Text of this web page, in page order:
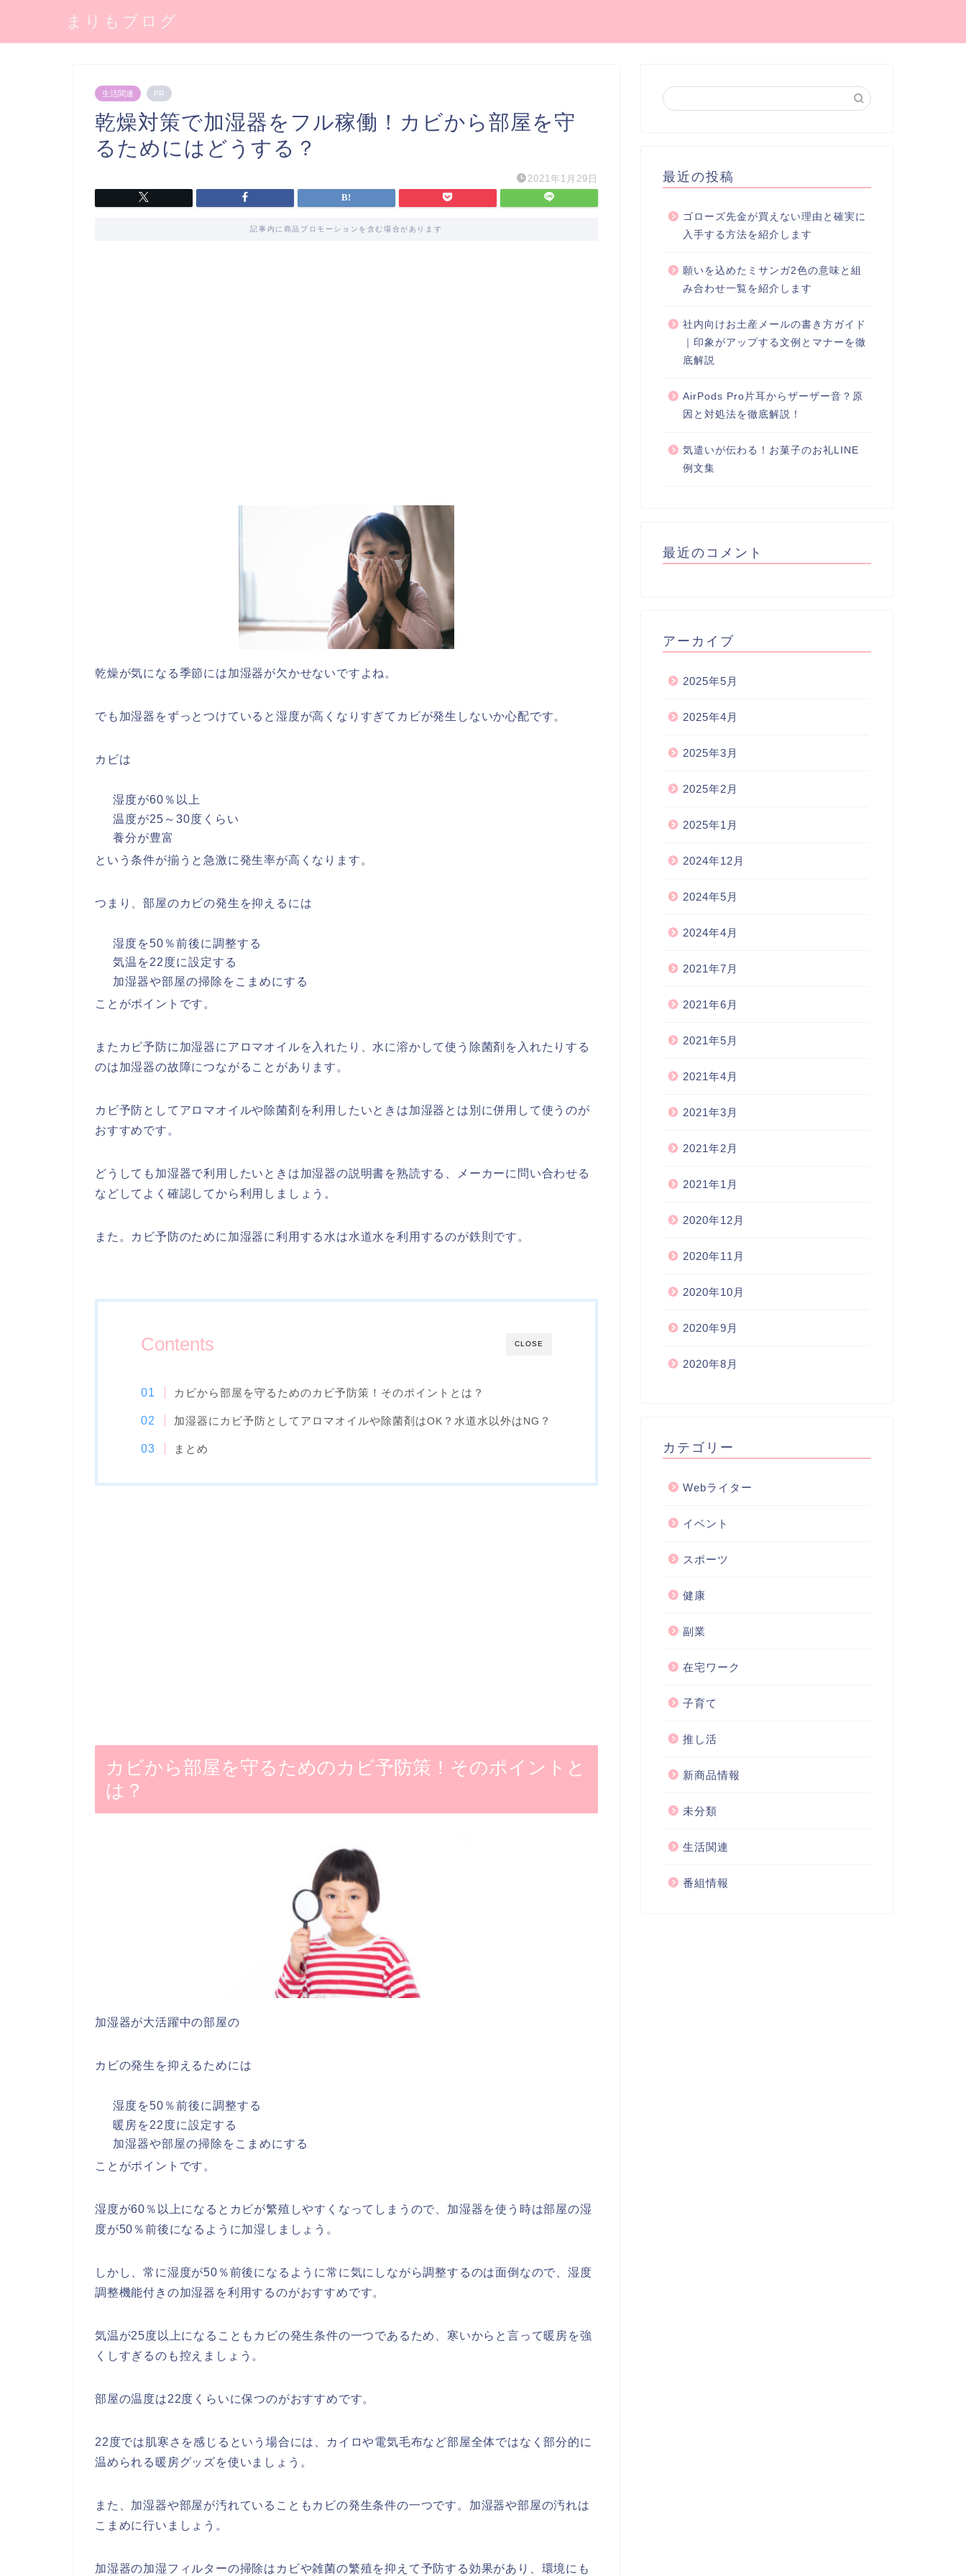
まりもブログ
生活関連 PR
乾燥対策で加湿器をフル稼働！カビから部屋を守
るためにはどうする？
2021年1月29日
記事内に商品プロモーションを含む場合があります
乾燥が気になる季節には加湿器が欠かせないですよね。
でも加湿器をずっとつけていると湿度が高くなりすぎてカビが発生しないか心配です。
カビは
湿度が60 ％以上
温度が25 ～ 30度くらい
養分が豊富
という条件が揃うと急激に発生率が高くなります。
つまり、部屋のカビの発生を抑えるには
湿度を50 ％前後に調整する
気温を22 度に設定する
加湿器や部屋の掃除をこまめにする
ことがポイントです。
またカビ予防に加湿器にアロマオイルを入れたり、水に溶かして使う除菌剤を入れたりする
のは加湿器の故障につながることがあります。
カビ予防としてアロマオイルや除菌剤を利用したいときは加湿器とは別に併用して使うのが
おすすめです。
どうしても加湿器で利用したいときは加湿器の説明書を熟読する、メーカーに問い合わせる
などしてよく確認してから利用しましょう。
また。カビ予防のために加湿器に利用する水は水道水を利用するのが鉄則です。
CLOSE
Contents
カビから部屋を守るためのカビ予防策！そのポイントとは？
加湿器にカビ予防としてアロマオイルや除菌剤はOK ？水道水以外はNG ？
まとめ
カビから部屋を守るためのカビ予防策！そのポイントと
は？
加湿器が大活躍中の部屋の
カビの発生を抑えるためには
湿度を50 ％前後に調整する
暖房を22 度に設定する
加湿器や部屋の掃除をこまめにする
ことがポイントです。
湿度が60 ％以上になるとカビが繁殖しやすくなってしまうので、加湿器を使う時は部屋の湿
度が50 ％前後になるように加湿しましょう。
しかし、常に湿度が50 ％前後になるように常に気にしながら調整するのは面倒なので、湿度
調整機能付きの加湿器を利用するのがおすすめです。
気温が25度以上になることもカビの発生条件の一つであるため、寒いからと言って暖房を強
くしすぎるのも控えましょう。
部屋の温度は22度くらいに保つのがおすすめです。
22 度では肌寒さを感じるという場合には、カイロや電気毛布など部屋全体ではなく部分的に
温められる暖房グッズを使いましょう。
また、加湿器や部屋が汚れていることもカビの発生条件の一つです。加湿器や部屋の汚れは
こまめに行いましょう。
加湿器の加湿フィルターの掃除はカビや雑菌の繁殖を抑えて予防する効果があり、環境にも
最近の投稿
ゴローズ先金が買えない理由と確実に
入手する方法を紹介します
願いを込めたミサンガ2色の意味と組
み合わせ一覧を紹介します
社内向けお土産メールの書き方ガイド
｜印象がアップする文例とマナーを徹
底解説
AirPods Pro片耳からザーザー音？原
因と対処法を徹底解説！
気遣いが伝わる！お菓子のお礼LINE
例文集
最近のコメント
アーカイブ
2025年5月
2025年4月
2025年3月
2025年2月
2025年1月
2024年12月
2024年5月
2024年4月
2021年7月
2021年6月
2021年5月
2021年4月
2021年3月
2021年2月
2021年1月
2020年12月
2020年11月
2020年10月
2020年9月
2020年8月
カテゴリー
Webライター
イベント
スポーツ
健康
副業
在宅ワーク
子育て
推し活
新商品情報
未分類
生活関連
番組情報